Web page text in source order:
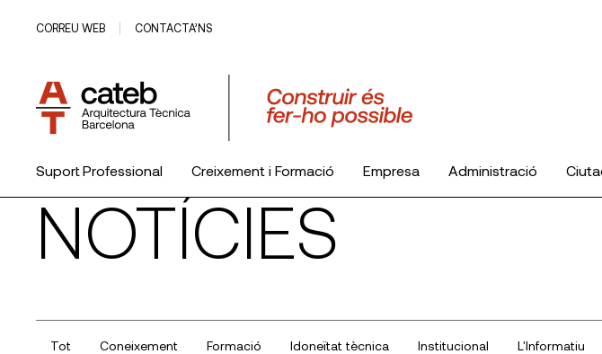
CORREU WEB CONTACTA’NS
Suport Professional Creixement i Formació Empresa Administració
El Col·legi
NOTÍCIES
Tot Coneixement Formació Idoneïtat tècnica Institucional L'Informatiu